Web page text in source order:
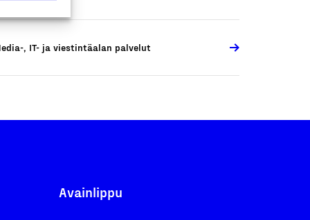
, IT- ja viestintäalan palvelut
Avainlippu